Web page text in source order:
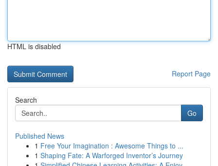
HTML is disabled
Report Page
Search
Go
Published News
1 Free Your Imagination : Awesome Things to ...
1 Shaping Fate: A Warforged Inventor’s Journey